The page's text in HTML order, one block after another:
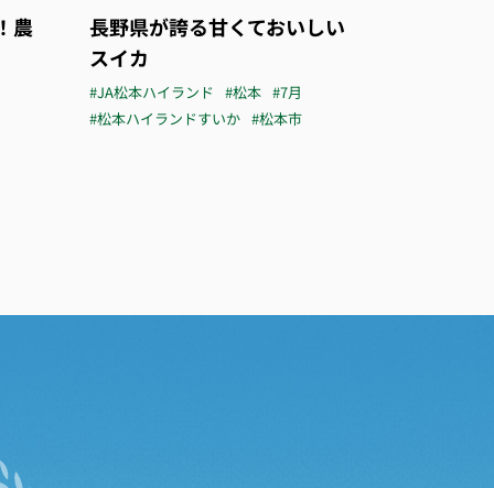
農
長野県が誇る甘くておいしい
スイカ
#JA松本ハイランド #松本 #7月
#松本ハイランドすいか #松本市